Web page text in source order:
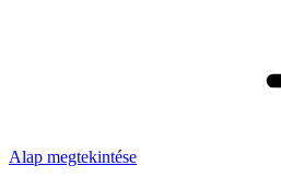
Alap megtekintése